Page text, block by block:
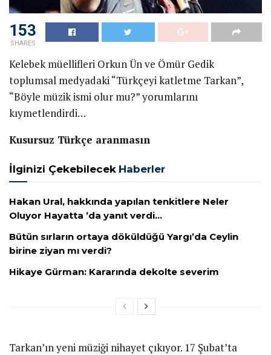
153
SHARES
Kelebek müellifleri Orkun Ün ve Ömür Gedik
toplumsal medyadaki “Türkçeyi katletme Tarkan”,
“Böyle müzik ismi olur mu?” yorumlarını
kıymetlendirdi…
Kusursuz Türkçe aranmasın
İlginizi Çekebilecek Haberler
Hakan Ural, hakkında yapılan tenkitlere Neler
Oluyor Hayatta ’da yanıt verdi…
Bütün sırların ortaya döküldüğü Yargı’da Ceylin
birine ziyan mı verdi?
Hikaye Gürman: Kararında dekolte severim
Tarkan’ın yeni müziği nihayet çıkıyor. 17 Şubat’ta